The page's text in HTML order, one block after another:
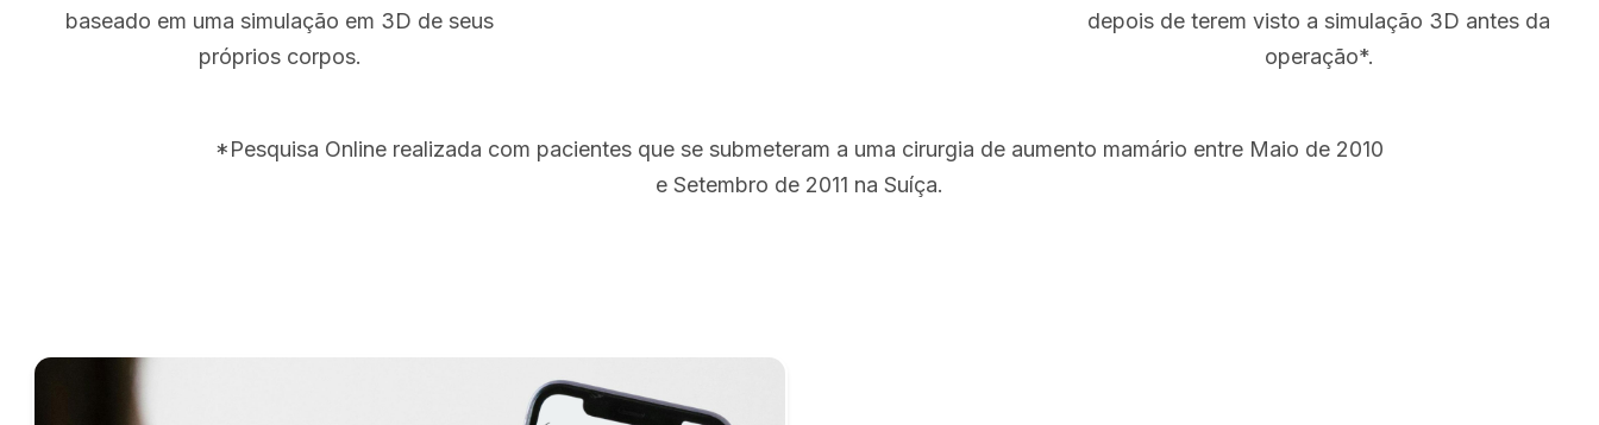
baseado em uma simulação em 3D de seus
próprios corpos.
depois de terem visto a simulação 3D antes da
operação*.
*Pesquisa Online realizada com pacientes que se submeteram a uma cirurgia de aumento mamário entre Maio de 2010
e Setembro de 2011 na Suíça.